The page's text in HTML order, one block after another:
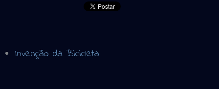
Invenção da Bicicleta